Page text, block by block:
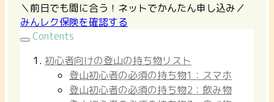
＼前日でも間に合う！ネットでかんたん申し込み／
みんレク保険を確認する
Contents
初心者向けの登山の持ち物リスト
登山初心者の必須の持ち物1：スマホ
登山初心者の必須の持ち物2：飲み物